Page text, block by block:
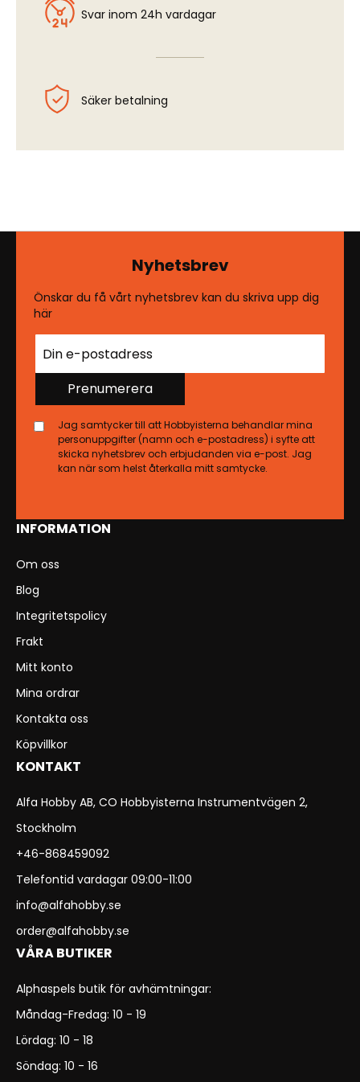
Svar inom 24h vardagar
Säker betalning
INFORMATION
Om oss
Blog
Integritetspolicy
Frakt
Mitt konto
Mina ordrar
Kontakta oss
Köpvillkor
KONTAKT
Alfa Hobby AB, CO Hobbyisterna Instrumentvägen 2,
Stockholm
+46-868459092
Telefontid vardagar 09:00-11:00
info@alfahobby.se
order@alfahobby.se
VÅRA BUTIKER
Alphaspels butik för avhämtningar:
Måndag-Fredag: 10 - 19
Lördag: 10 - 18
Söndag: 10 - 16
Nyhetsbrev
Önskar du få vårt nyhetsbrev kan du skriva upp dig
här
Prenumerera
Jag samtycker till att Hobbyisterna behandlar mina
personuppgifter (namn och e-postadress) i syfte att
skicka nyhetsbrev och erbjudanden via e-post. Jag
kan när som helst återkalla mitt samtycke.